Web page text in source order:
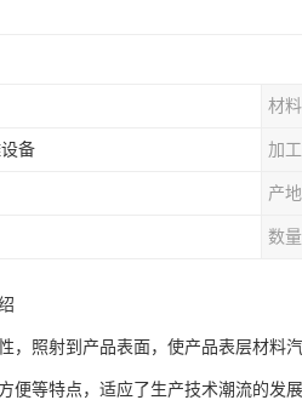
材料
备 加
产地
数量
，照射到产品表面，使产品表层材料
便等特点，适应了生产技术潮流的发